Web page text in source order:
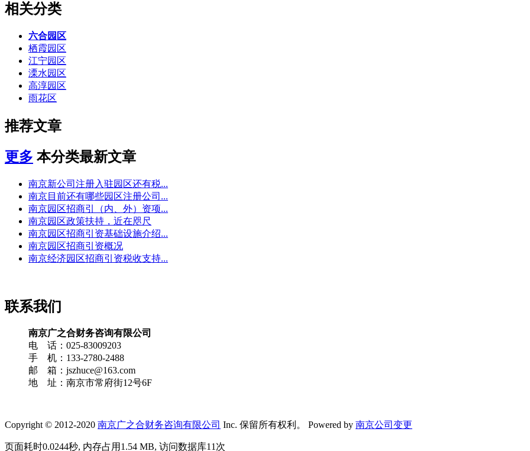
相关分类
六合园区
栖霞园区
江宁园区
溧水园区
高淳园区
雨花区
推荐文章
更多 本分类最新文章
南京新公司注册入驻园区还有税...
南京目前还有哪些园区注册公司...
南京园区招商引（内、外）资项...
南京园区政策扶持，近在咫尺
南京园区招商引资基础设施介绍...
南京园区招商引资概况
南京经济园区招商引资税收支持...
联系我们
南京广之合财务咨询有限公司
电 话：025-83009203
手 机：133-2780-2488
邮 箱：jszhuce@163.com
地 址：南京市常府街12号6F
Copyright © 2012-2020 南京广之合财务咨询有限公司 Inc. 保留所有权利。 Powered by 南京公司变更
页面耗时0.0244秒, 内存占用1.54 MB, 访问数据库11次